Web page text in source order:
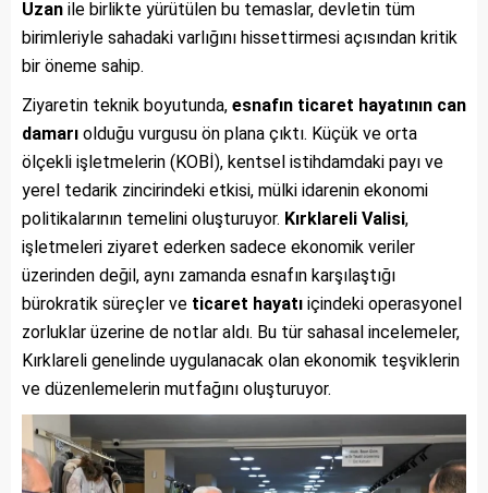
Uzan ile birlikte yürütülen bu temaslar, devletin tüm
birimleriyle sahadaki varlığını hissettirmesi açısından kritik
bir öneme sahip.
Ziyaretin teknik boyutunda, esnafın ticaret hayatının can
damarı olduğu vurgusu ön plana çıktı. Küçük ve orta
ölçekli işletmelerin (KOBİ), kentsel istihdamdaki payı ve
yerel tedarik zincirindeki etkisi, mülki idarenin ekonomi
politikalarının temelini oluşturuyor. Kırklareli Valisi,
işletmeleri ziyaret ederken sadece ekonomik veriler
üzerinden değil, aynı zamanda esnafın karşılaştığı
bürokratik süreçler ve ticaret hayatı içindeki operasyonel
zorluklar üzerine de notlar aldı. Bu tür sahasal incelemeler,
Kırklareli genelinde uygulanacak olan ekonomik teşviklerin
ve düzenlemelerin mutfağını oluşturuyor.